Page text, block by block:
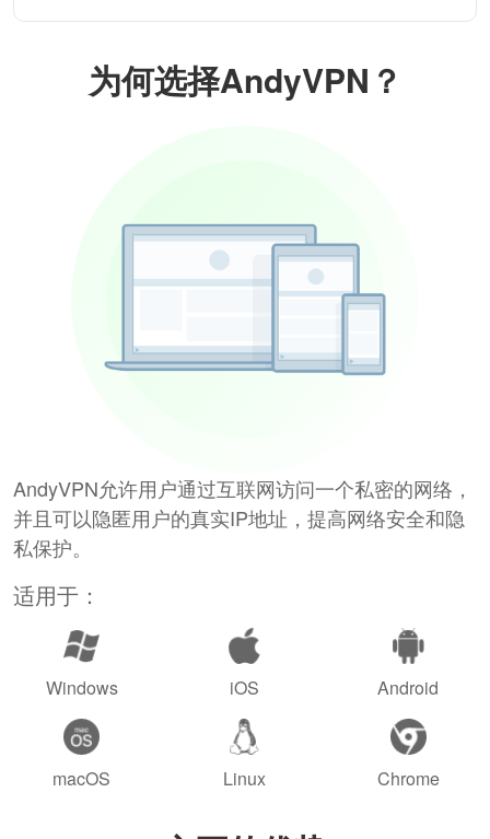
为何选择AndyVPN？
AndyVPN允许用户通过互联网访问一个私密的网络，
并且可以隐匿用户的真实IP地址，提高网络安全和隐
私保护。
适用于：
Windows iOS Android
macOS Linux Chrome